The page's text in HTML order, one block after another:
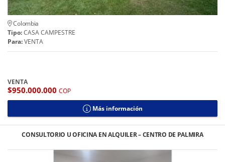
Colombia
Tipo:CASA CAMPESTRE
Para:VENTA
VENTA
$950.000.000 COP
Más información
CONSULTORIO U OFICINA EN ALQUILER – CENTRO DE PALMIRA